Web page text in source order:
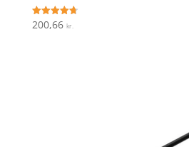
Vurderet
4.7
200,66 kr.